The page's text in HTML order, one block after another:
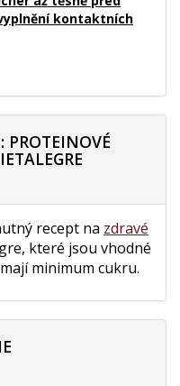
kontaktních
PROTEINOVÉ
recept na zdravé
které jsou vhodné
minimum cukru.